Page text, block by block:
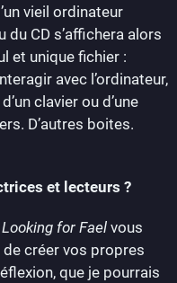
vieil ordinateur
CD s’affichera alors
et unique fichier :
avec l’ordinateur,
clavier ou d’une
D’autres boites.
et lecteurs ?
Looking for Fael vous
de créer vos propres
que je pourrais